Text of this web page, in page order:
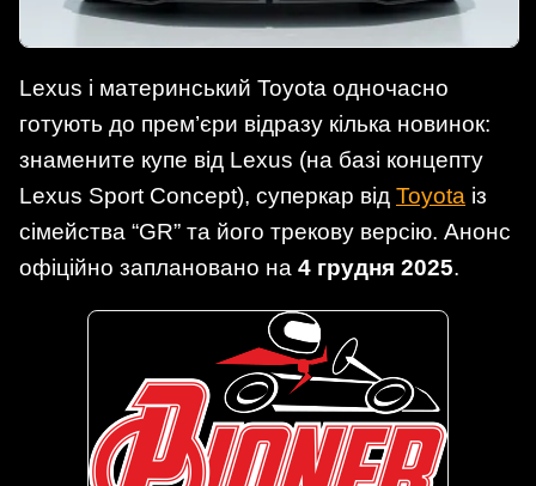
Lexus і материнський Toyota одночасно
готують до прем’єри відразу кілька новинок:
знамените купе від Lexus (на базі концепту
Lexus Sport Concept), суперкар від Toyota із
сімейства “GR” та його трекову версію. Анонс
офіційно заплановано на 4 грудня 2025.